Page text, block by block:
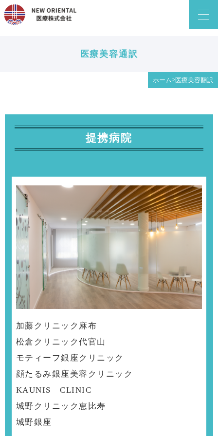
医療美容通訳
ホーム>医療美容翻訳
提携病院
加藤クリニック麻布
松倉クリニック代官山
モティーフ銀座クリニック
顔たるみ銀座美容クリニック
KAUNIS CLINIC
城野クリニック恵比寿
城野銀座